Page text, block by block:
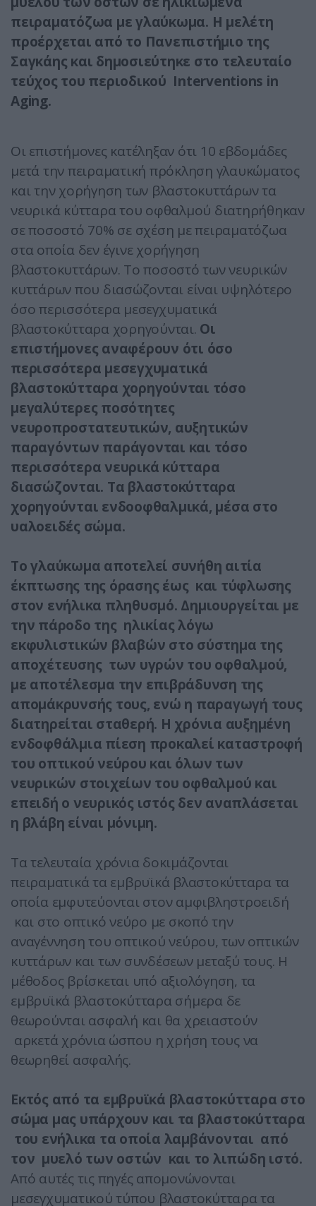
πειραματόζωα με γλαύκωμα. Η μελέτη
προέρχεται από το Πανεπιστήμιο της
Σαγκάης και δημοσιεύτηκε στο τελευταίο
τεύχος του περιοδικού Interventions in
Aging.
Οι επιστήμονες κατέληξαν ότι 10 εβδομάδες
μετά την πειραματική πρόκληση γλαυκώματος
και την χορήγηση των βλαστοκυττάρων τα
νευρικά κύτταρα του οφθαλμού διατηρήθηκαν
σε ποσοστό 70% σε σχέση με πειραματόζωα
στα οποία δεν έγινε χορήγηση
βλαστοκυττάρων. Το ποσοστό των νευρικών
κυττάρων που διασώζονται είναι υψηλότερο
όσο περισσότερα μεσεγχυματικά
βλαστοκύτταρα χορηγούνται. Οι
επιστήμονες αναφέρουν ότι όσο
περισσότερα μεσεγχυματικά
βλαστοκύτταρα χορηγούνται τόσο
μεγαλύτερες ποσότητες
νευροπροστατευτικών, αυξητικών
παραγόντων παράγονται και τόσο
περισσότερα νευρικά κύτταρα
διασώζονται. Τα βλαστοκύτταρα
χορηγούνται ενδοοφθαλμικά, μέσα στο
υαλοειδές σώμα.
Το γλαύκωμα αποτελεί συνήθη αιτία
έκπτωσης της όρασης έως και τύφλωσης
στον ενήλικα πληθυσμό. Δημιουργείται με
την πάροδο της ηλικίας λόγω
εκφυλιστικών βλαβών στο σύστημα της
αποχέτευσης των υγρών του οφθαλμού,
με αποτέλεσμα την επιβράδυνση της
απομάκρυνσής τους, ενώ η παραγωγή τους
διατηρείται σταθερή. Η χρόνια αυξημένη
ενδοφθάλμια πίεση προκαλεί καταστροφή
του οπτικού νεύρου και όλων των
νευρικών στοιχείων του οφθαλμού και
επειδή ο νευρικός ιστός δεν αναπλάσεται
η βλάβη είναι μόνιμη.
Τα τελευταία χρόνια δοκιμάζονται
πειραματικά τα εμβρυϊκά βλαστοκύτταρα τα
οποία εμφυτεύονται στον αμφιβληστροειδή
και στο οπτικό νεύρο με σκοπό την
αναγέννηση του οπτικού νεύρου, των οπτικών
κυττάρων και των συνδέσεων μεταξύ τους. Η
μέθοδος βρίσκεται υπό αξιολόγηση, τα
εμβρυϊκά βλαστοκύτταρα σήμερα δε
θεωρούνται ασφαλή και θα χρειαστούν
αρκετά χρόνια ώσπου η χρήση τους να
θεωρηθεί ασφαλής.
Εκτός από τα εμβρυϊκά βλαστοκύτταρα στο
σώμα μας υπάρχουν και τα βλαστοκύτταρα
του ενήλικα τα οποία λαμβάνονται από
τον μυελό των οστών και το λιπώδη ιστό.
Από αυτές τις πηγές απομονώνονται
μεσεγχυματικού τύπου βλαστοκύτταρα τα